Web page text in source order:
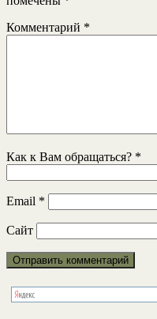
Комментарий *
Как к Вам обращаться? *
Email *
Сайт